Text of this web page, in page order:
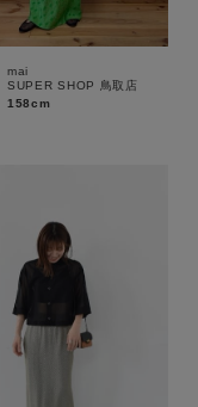
mai
SUPER SHOP 鳥取店
158cm